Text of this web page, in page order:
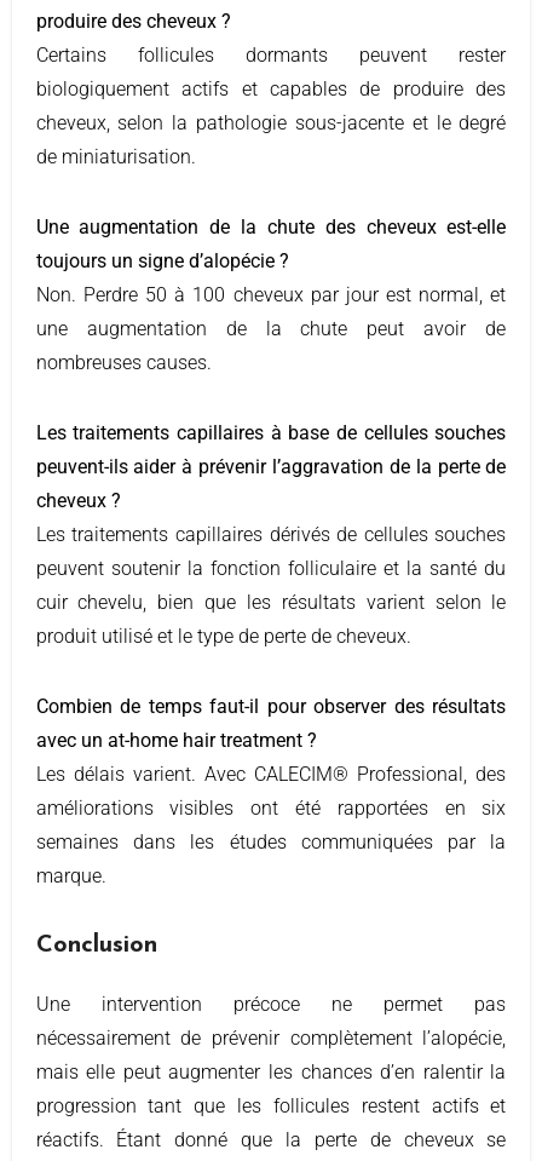
produire des cheveux ?
Certains follicules dormants peuvent rester
biologiquement actifs et capables de produire des
cheveux, selon la pathologie sous-jacente et le degré
de miniaturisation.
Une augmentation de la chute des cheveux est-elle
toujours un signe d’alopécie ?
Non. Perdre 50 à 100 cheveux par jour est normal, et
une augmentation de la chute peut avoir de
nombreuses causes.
Les traitements capillaires à base de cellules souches
peuvent-ils aider à prévenir l’aggravation de la perte de
cheveux ?
Les traitements capillaires dérivés de cellules souches
peuvent soutenir la fonction folliculaire et la santé du
cuir chevelu, bien que les résultats varient selon le
produit utilisé et le type de perte de cheveux.
Combien de temps faut-il pour observer des résultats
avec un at-home hair treatment ?
Les délais varient. Avec CALECIM® Professional, des
améliorations visibles ont été rapportées en six
semaines dans les études communiquées par la
marque.
Conclusion
Une intervention précoce ne permet pas
nécessairement de prévenir complètement l’alopécie,
mais elle peut augmenter les chances d’en ralentir la
progression tant que les follicules restent actifs et
réactifs. Étant donné que la perte de cheveux se